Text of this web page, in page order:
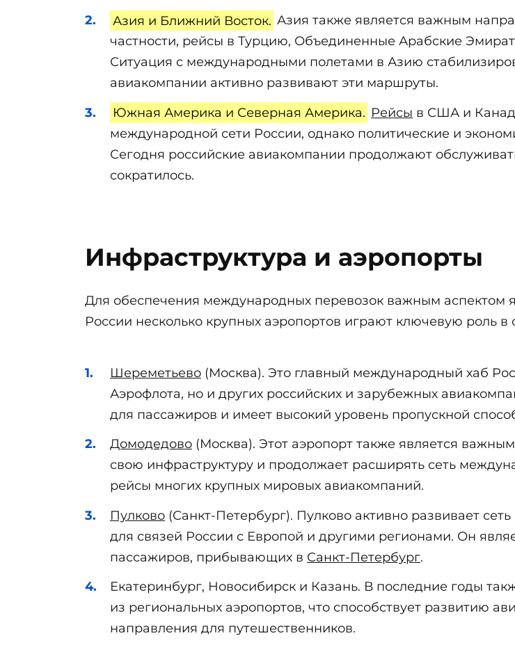
Азия и Ближний Восток. Азия также является важным
частности, рейсы в Турцию, Объединенные Арабские
Ситуация с международными полетами в Азию
авиакомпании активно развивают эти маршруты.
Южная Америка и Северная Америка. Рейсы в США и
международной сети России, однако политические и
Сегодня российские авиакомпании продолжают
сократилось.
Инфраструктура и аэропорты
Для обеспечения международных перевозок важным аспектом
России несколько крупных аэропортов играют ключевую роль
Шереметьево (Москва). Это главный международный хаб
Аэрофлота, но и других российских и зарубежных
для пассажиров и имеет высокий уровень пропускной
Домодедово (Москва). Этот аэропорт также является
свою инфраструктуру и продолжает расширять сеть
рейсы многих крупных мировых авиакомпаний.
Пулково (Санкт-Петербург). Пулково активно развивает
для связей России с Европой и другими регионами. Он
пассажиров, прибывающих в Санкт-Петербург.
Екатеринбург, Новосибирск и Казань. В последние годы
из региональных аэропортов, что способствует развитию
направления для путешественников.